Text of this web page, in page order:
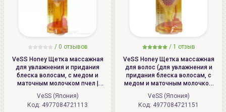
/ 0 отзывов
VeSS Honey Щетка массажная
для увлажнения и придания
блеска волосам, с медом и
маточным молочком пчел |
Honey Brush, H-1000
VeSS (Япония)
Код: 4977084721113
/ 1 отзыв
VeSS Honey Щетка массажная
для волос (для увлажнения и
придания блеска волосам, с
медом и маточным молочком
пчел) / VeSS Honey Brush, H-500
VeSS (Япония)
Код: 4977084721151